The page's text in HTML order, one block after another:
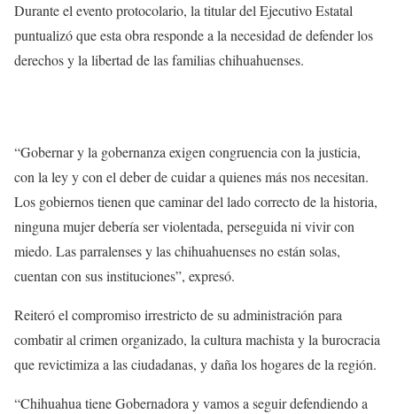
Durante el evento protocolario, la titular del Ejecutivo Estatal
puntualizó que esta obra responde a la necesidad de defender los
derechos y la libertad de las familias chihuahuenses.
“Gobernar y la gobernanza exigen congruencia con la justicia,
con la ley y con el deber de cuidar a quienes más nos necesitan.
Los gobiernos tienen que caminar del lado correcto de la historia,
ninguna mujer debería ser violentada, perseguida ni vivir con
miedo. Las parralenses y las chihuahuenses no están solas,
cuentan con sus instituciones”, expresó.
Reiteró el compromiso irrestricto de su administración para
combatir al crimen organizado, la cultura machista y la burocracia
que revictimiza a las ciudadanas, y daña los hogares de la región.
“Chihuahua tiene Gobernadora y vamos a seguir defendiendo a